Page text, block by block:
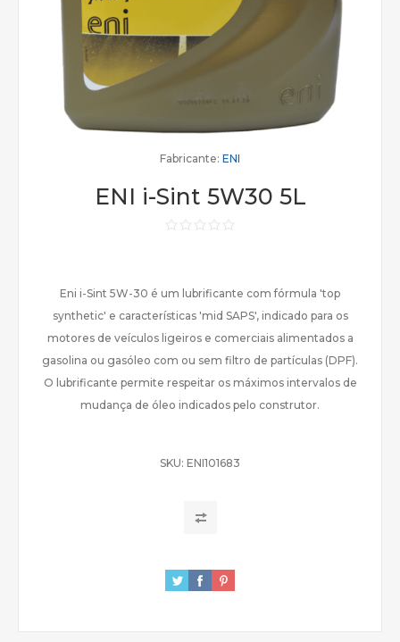
Fabricante: ENI
ENI i-Sint 5W30 5L
Eni i-Sint 5W-30 é um lubrificante com fórmula 'top
synthetic' e características 'mid SAPS', indicado para os
motores de veículos ligeiros e comerciais alimentados a
gasolina ou gasóleo com ou sem filtro de partículas (DPF).
O lubrificante permite respeitar os máximos intervalos de
mudança de óleo indicados pelo construtor.
SKU: ENI101683